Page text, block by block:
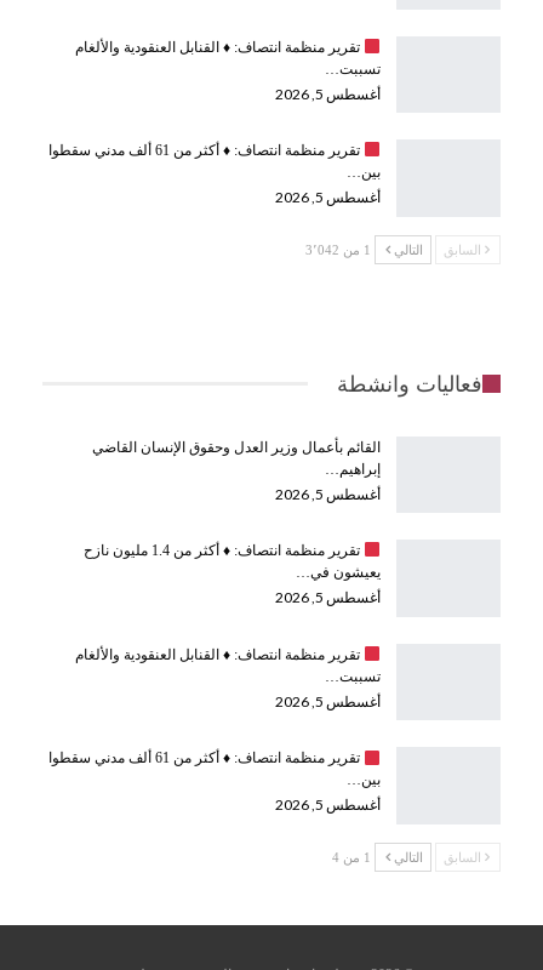
تقرير منظمة انتصاف: ♦️القنابل العنقودية والألغام
تسببت…
أغسطس 5, 2026
تقرير منظمة انتصاف: ♦️
أكثر من 61 ألف مدني سقطوا
بين…
أغسطس 5, 2026
السابق التالي 1 من 3٬042
فعاليات وانشطة
القائم بأعمال وزير العدل وحقوق الإنسان القاضي
إبراهيم…
أغسطس 5, 2026
تقرير منظمة انتصاف: ♦️
أكثر من 1.4 مليون نازح
يعيشون في…
أغسطس 5, 2026
تقرير منظمة انتصاف: ♦️القنابل العنقودية والألغام
تسببت…
أغسطس 5, 2026
تقرير منظمة انتصاف: ♦️
أكثر من 61 ألف مدني سقطوا
بين…
أغسطس 5, 2026
السابق التالي 1 من 4